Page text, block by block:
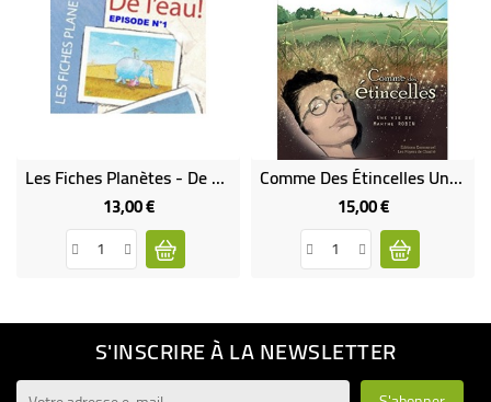
Les Fiches Planètes - De L'eau!
13,00 €Prix
Comme Des Étincelles Une Vie De Marthe Robin
15,00 €Prix
S'INSCRIRE À LA NEWSLETTER